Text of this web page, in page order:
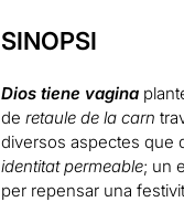
SINOPSI
Dios tiene vagina
deretaule de la carn
diversos aspectes que
identitat permeable; un
per repensar una